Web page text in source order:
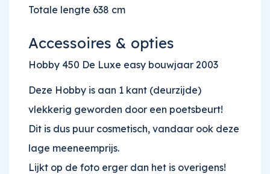
Totale lengte 638 cm
Accessoires & opties
Hobby 450 De Luxe easy bouwjaar 2003
Deze Hobby is aan 1 kant (deurzijde)
vlekkerig geworden door een poetsbeurt!
Dit is dus puur cosmetisch, vandaar ook deze
lage meeneemprijs.
Lijkt op de foto erger dan het is overigens!